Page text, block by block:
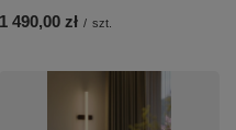
1 490,00 zł / szt.